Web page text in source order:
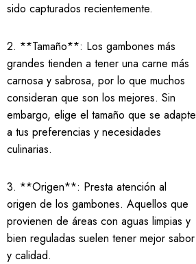
sido capturados recientemente.
2. **Tamaño**: Los gambones más
grandes tienden a tener una carne más
carnosa y sabrosa, por lo que muchos
consideran que son los mejores. Sin
embargo, elige el tamaño que se adapte
a tus preferencias y necesidades
culinarias.
3. **Origen**: Presta atención al
origen de los gambones. Aquellos que
provienen de áreas con aguas limpias y
bien reguladas suelen tener mejor sabor
y calidad.